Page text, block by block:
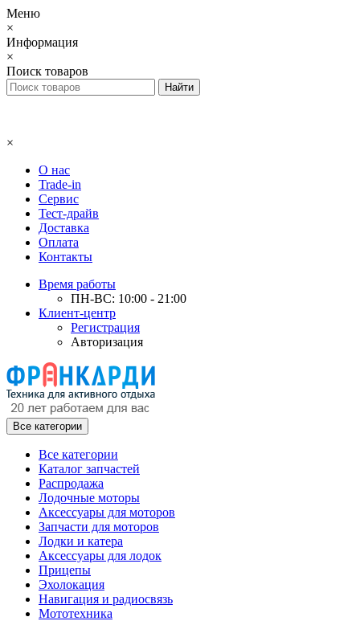
Меню
×
Информация
×
Поиск товаров
×
О нас
Trade-in
Сервис
Тест-драйв
Доставка
Оплата
Контакты
Время работы
ПН-ВС: 10:00 - 21:00
Клиент-центр
Регистрация
Авторизация
Все категории
Все категории
Каталог запчастей
Распродажа
Лодочные моторы
Аксессуары для моторов
Запчасти для моторов
Лодки и катера
Аксессуары для лодок
Прицепы
Эхолокация
Навигация и радиосвязь
Мототехника